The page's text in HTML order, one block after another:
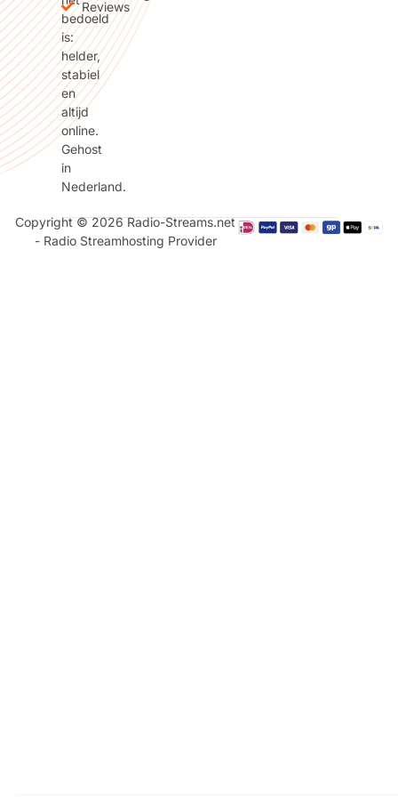
bedoeld
is:
helder,
stabiel
en
altijd
online.
Gehost
in
Nederland.
Reviews
Copyright © 2026 Radio-Streams.net
- Radio Streamhosting Provider